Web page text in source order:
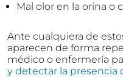
Mal olor en la orina o
Ante cualquiera de
aparecen de forma
médico o enfermería
y detectar la presencia